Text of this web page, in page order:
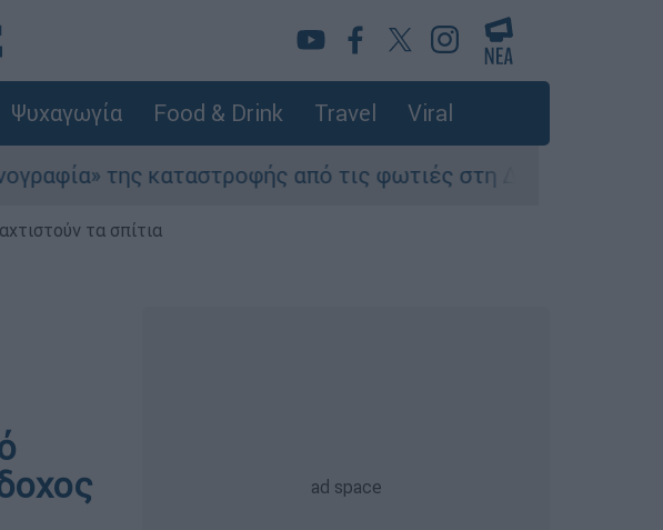
Ψυχαγωγία Food & Drink Travel Viral
καταστροφής από τις φωτιές στη Δυτική Αττική - Οι
τα σπίτια